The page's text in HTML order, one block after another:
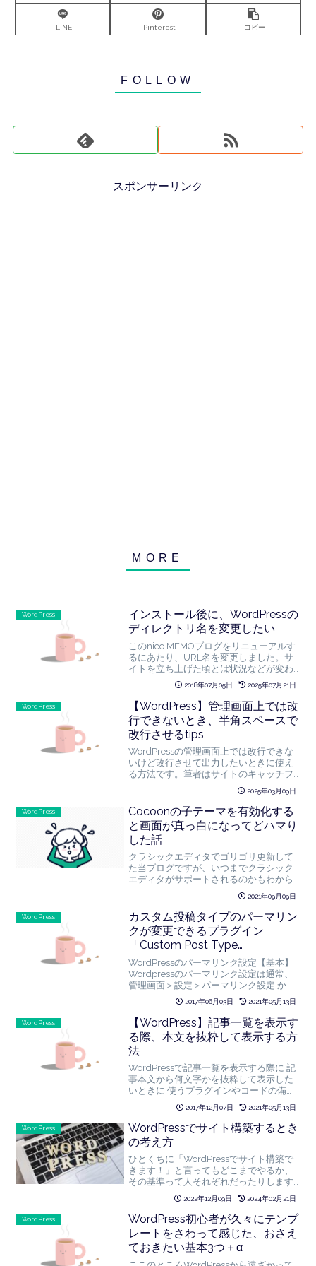
LINE Pinterest コピー
スポンサーリンク
WordPress
インストール後に、WordPressの
ディレクトリ名を変更したい
このnico MEMOブログをリニューアルす
るにあたり、URL名を変更しました。サ
イトを立ち上げた頃とは状況などが変わ
りディレクトリ名を変更したい、という
ことはよくあることかと思いますので、
変更方法の手順をまとめました。1.管理画
面での修正...
2018年07月05日 2025年07月21日
WordPress
【WordPress】管理画面上では改
行できないとき、半角スペースで
改行させるtips
WordPressの管理画面上では改行できな
いけど改行させて出力したいときに使え
る方法です。筆者はサイトのキャッチフ
レーズでよく使うので、今回はキャッチ
フレーズの呼び出しを想定しています。
管理画面上では、テキストを入力する
際、改行したいとこ...
2025年03月09日
WordPress
Cocoonの子テーマを有効化する
と画面が真っ白になってどハマり
した話
クラシックエディタでゴリゴリ更新して
た当ブログですが、いつまでクラシック
エディタがサポートされるのかもわから
ないし、世の中にノーコードが浸透しつ
つあるのを感じブロックエディタにも慣
れておきたいな（今更）ということで、
大幅にリニューアルするこ...
2021年09月09日
WordPress
カスタム投稿タイプのパーマリン
クが変更できるプラグイン
「Custom Post Type
Permalinks」
WordPressのパーマリンク設定【基本】
Wordpressのパーマリンク設定は通常、
管理画面＞設定＞パーマリンク設定 から
任意のものに設定可能です。 このブログ
では、カスタム構造を選択し
/%category%/%post_id%/ ...
2017年06月03日 2021年05月13日
WordPress
【WordPress】記事一覧を表示す
る際、本文を抜粋して表示する方
法
WordPressで記事一覧を表示する際に 記
事本文から何文字かを抜粋して表示した
いときに 使うプラグインやコードの備忘
録です。本文から抜粋する前に有効化し
ておくプラグイン「WP Multibyte
Patch」WordPressをインスト...
2017年12月07日 2021年05月13日
WordPress
WordPressでサイト構築するとき
の考え方
ひとくちに「WordPressでサイト構築で
きます！」と言ってもどこまでやるか、
その基準って人それぞれだったりします
よね。自分以外の人が構築したサイトを
触らせてもらうともったいない作り方し
てんな、、みたいなことも結構あるの
で、今回は、自分が...
2022年12月09日 2024年02月21日
WordPress
WordPress初心者が久々にテンプ
レートをさわって感じた、おさえ
ておきたい基本3つ＋α